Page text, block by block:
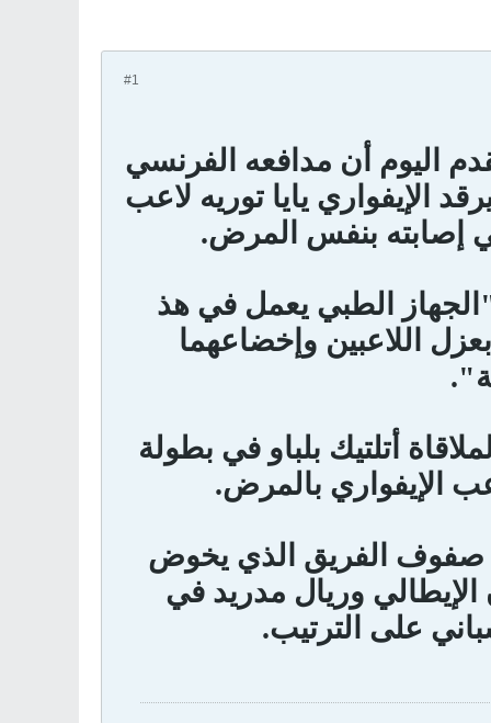
#1
اليوم أن مدافعه الفرنسي
الإيفواري يايا توريه لاعب
إصابته بنفس المرض.
الطبي يعمل في هذ
اللاعبين وإخضاعهما
أتلتيك بلباو في بطولة
الإيفواري بالمرض.
صفوف الفريق الذي يخوض
الإيطالي وريال مدريد في
على الترتيب.